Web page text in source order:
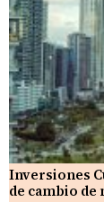
Inversiones
de cambio de